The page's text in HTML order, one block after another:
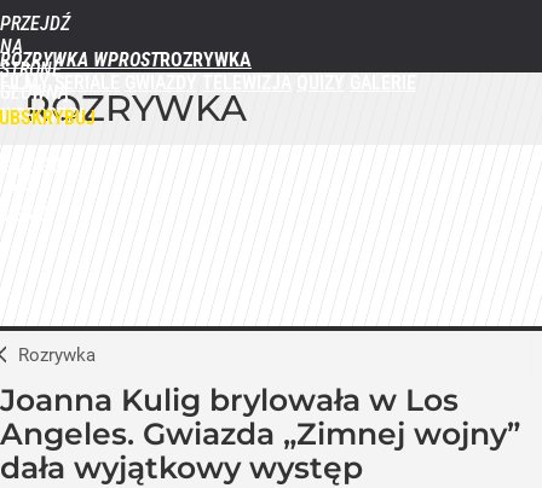
PRZEJDŹ
NA
STRONĘ
GŁÓWNĄ
WPROST.PL
ROZRYWKA WPROST
ROZRYWKA
Rozrywka
Joanna Kulig brylowała w Los
Angeles. Gwiazda „Zimnej wojny”
dała wyjątkowy występ